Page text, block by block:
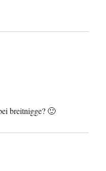
breitnigge? 🙂